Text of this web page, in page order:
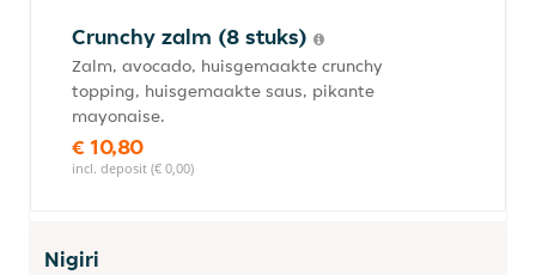
Crunchy zalm (8 stuks)
Zalm, avocado, huisgemaakte crunchy
topping, huisgemaakte saus, pikante
mayonaise.
€ 10,80
incl. deposit (€ 0,00)
Nigiri